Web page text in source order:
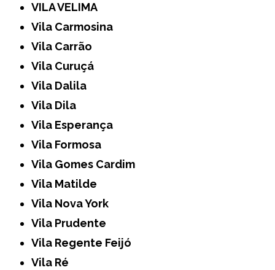
VILA VELIMA
Vila Carmosina
Vila Carrão
Vila Curuçá
Vila Dalila
Vila Dila
Vila Esperança
Vila Formosa
Vila Gomes Cardim
Vila Matilde
Vila Nova York
Vila Prudente
Vila Regente Feijó
Vila Ré